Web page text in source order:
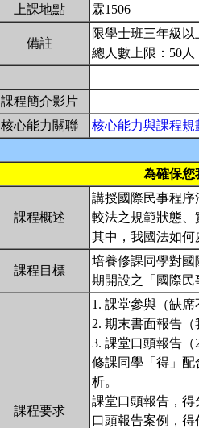
上課地點
霖1506
備註
限學士班三年級
總人數上限：50人
課程簡介影片
核心能力關聯
核心能力與課程規
為確保您
課程概述
講授國際民事程
較法之規範狀態、
其中，我國法如何
課程目標
培養修課同學對
期開設之「國際民
課程要求
1. 課堂參與（缺席
2. 期末書面報告（
3. 課堂口頭報告（
修課同學「得」
析。
課堂口頭報告，得
口頭報告案例，